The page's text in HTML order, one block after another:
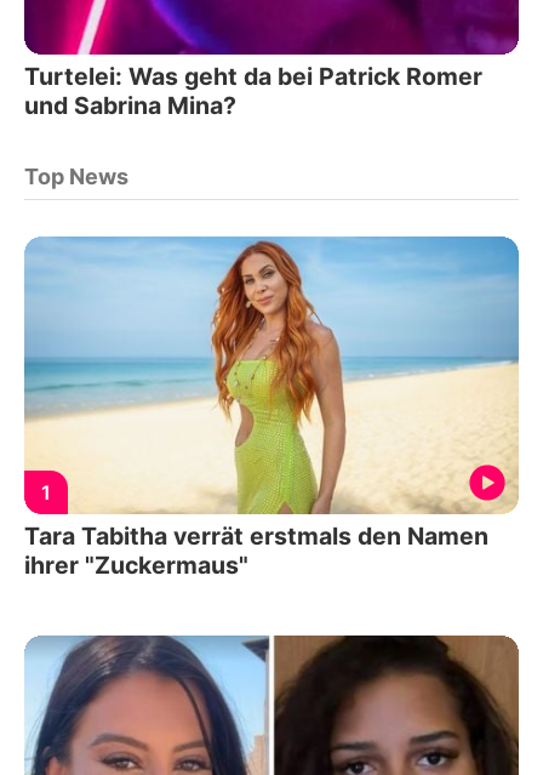
Turtelei: Was geht da bei Patrick Romer
und Sabrina Mina?
Top News
1
Tara Tabitha verrät erstmals den Namen
ihrer "Zuckermaus"